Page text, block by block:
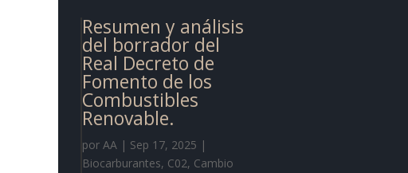
Resumen y análisis
del borrador del
Real Decreto de
Fomento de los
Combustibles
Renovable.
porAA | Sep 17, 2025 |
Biocarburantes, C02, Cambio